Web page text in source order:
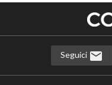
Seguici